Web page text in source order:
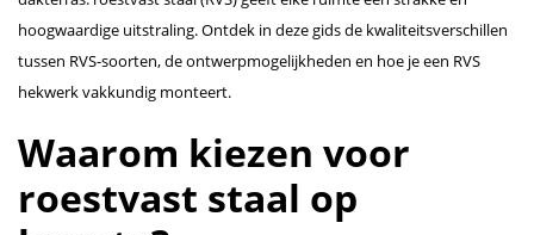
hoogwaardige uitstraling. Ontdek in deze gids de kwaliteitsverschillen
tussen RVS-soorten, de ontwerpmogelijkheden en hoe je een RVS
hekwerk vakkundig monteert.
Waarom kiezen voor
roestvast staal op